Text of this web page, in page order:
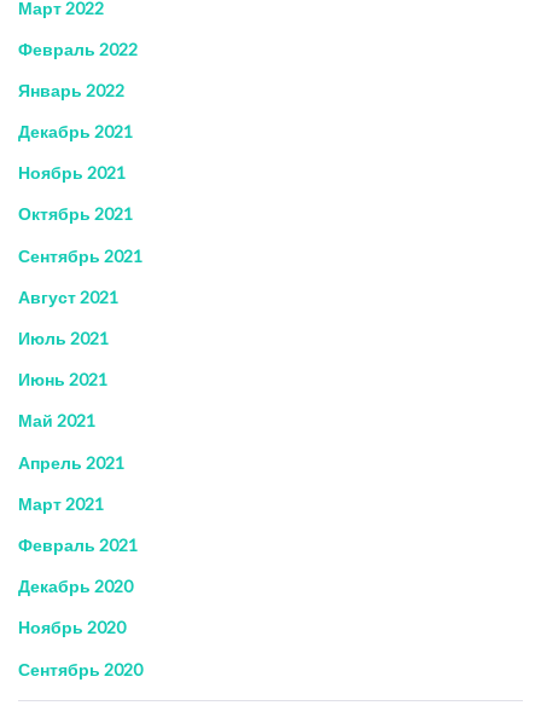
Март 2022
Февраль 2022
Январь 2022
Декабрь 2021
Ноябрь 2021
Октябрь 2021
Сентябрь 2021
Август 2021
Июль 2021
Июнь 2021
Май 2021
Апрель 2021
Март 2021
Февраль 2021
Декабрь 2020
Ноябрь 2020
Сентябрь 2020